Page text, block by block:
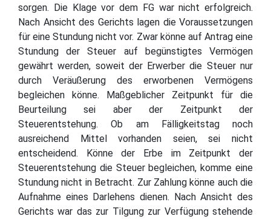
sorgen. Die Klage vor dem FG war nicht erfolgreich.
Nach Ansicht des Gerichts lagen die Voraussetzungen
für eine Stundung nicht vor. Zwar könne auf Antrag eine
Stundung der Steuer auf begünstigtes Vermögen
gewährt werden, soweit der Erwerber die Steuer nur
durch Veräußerung des erworbenen Vermögens
begleichen könne. Maßgeblicher Zeitpunkt für die
Beurteilung sei aber der Zeitpunkt der
Steuerentstehung. Ob am Fälligkeitstag noch
ausreichend Mittel vorhanden seien, sei nicht
entscheidend. Könne der Erbe im Zeitpunkt der
Steuerentstehung die Steuer begleichen, komme eine
Stundung nicht in Betracht. Zur Zahlung könne auch die
Aufnahme eines Darlehens dienen. Nach Ansicht des
Gerichts war das zur Tilgung zur Verfügung stehende